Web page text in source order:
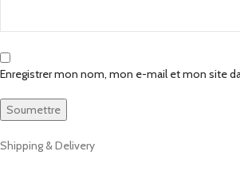
Enregistrer mon nom, mon e-mail et mon site
Shipping & Delivery